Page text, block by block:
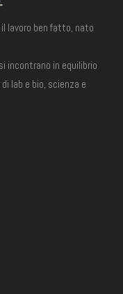
lavoro ben fatto, nato
incontrano in equilibrio
lab e bio, scienza e